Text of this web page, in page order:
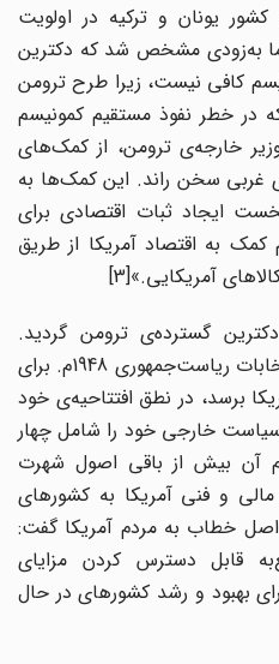
یونان و ترکیه در اولویت
به‌زودی مشخص شد که دکترین
کافی نیست، زیرا طرح ترومن
خطر نفوذ مستقیم کمونیسم
خارجه‌ی ترومن، از کمک‌‌های
غربی سخن راند. این کمک‌‌ها به
ایجاد ثبات اقتصادی برای
به اقتصاد آمریکا از طریق
آمریکایی.»[3]
گسترده‌ی ترومن گردید.
ترومن که موفق شده بود در انتخابات ریاست‌جمهوری 1948م. برای
برسد، در نطق افتتاحیه‌ی‌‌ خود
جدید سیاست خارجی خود را شامل چهار
آن بیش از باقی اصول شهرت
و فنی آمریکا به کشورهای
خطاب به مردم آمریکا گفت:
قابل دسترس کردن مزایای
و رشد کشورهای در حال